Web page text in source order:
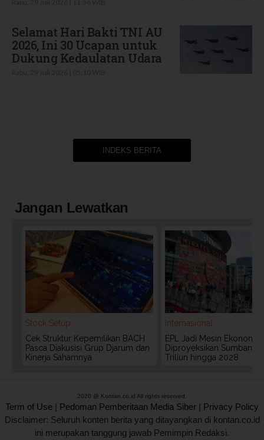
Selamat Hari Bakti TNI AU
2026, Ini 30 Ucapan untuk
Dukung Kedaulatan Udara
INDEKS BERITA
Jangan Lewatkan
Stock Setup
Cek Struktur Kepemilikan BACH
Pasca Diakusisi Grup Djarum dan
Kinerja Sahamnya
Internasional
EPL Jadi Mesin Ekonomi
Diproyeksikan Sumbang
Triliun hingga 2028
2020 @ Kontan.co.id All rights reserved.
Term of Use | Pedoman Pemberitaan Media Siber | Privacy Policy
Disclaimer: Seluruh konten berita yang ditayangkan di kontan.co.id
ini merupakan tanggung jawab Pemimpin Redaksi.